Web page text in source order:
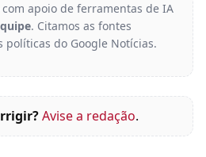
apoio de ferramentas de IA
. Citamos as fontes
do Google Notícias.
Avise a redação.